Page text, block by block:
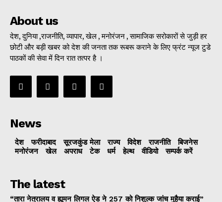
About us
देश, दुनिया ,राजनीति, व्यापार, खेल , मनोरंजन , सामाजिक सरोकारों से जुड़ी हर
छोटी और बड़ी खबर को देश की जनता तक रूबरू कराने के लिए फ्रंट न्यूज टुडे
पाठकों की सेवा में दिन रात तत्पर है ।
News
देश फरीदाबाद सूरजकुंड मेला राज्‍य विदेश राजनीति
बिजनेस
मनोरंजन
खेल अपराध टेक धर्म हेल्थ वीडियो सम्पर्क करें
The latest
“तारा नेत्रालय व ह्यूमन लिगल ऐड ने 257 को निशुल्क जांच मुहैया कराई”